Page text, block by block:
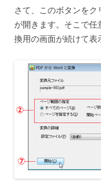
さて、このボタンを
が開きます。そこで
換用の画面が続けて表